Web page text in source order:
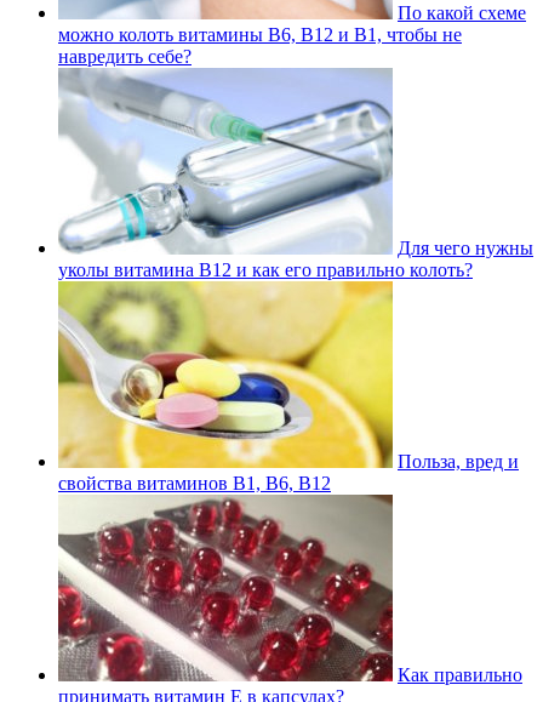
По какой схеме
можно колоть витамины В6, В12 и В1, чтобы не
навредить себе?
Для чего нужны
уколы витамина В12 и как его правильно колоть?
Польза, вред и
свойства витаминов В1, В6, В12
Как правильно
принимать витамин Е в капсулах?